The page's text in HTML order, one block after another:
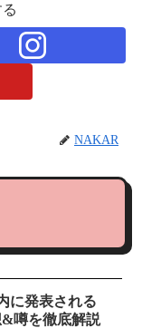
NAKAR
に発表される
噂を徹底解説